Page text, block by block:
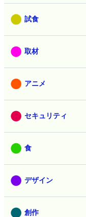
試食
取材
アニメ
セキュリティ
食
デザイン
創作